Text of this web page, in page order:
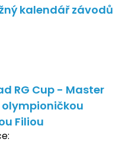
kalendář závodů
RG Cup - Master
olympioničkou
Filiou